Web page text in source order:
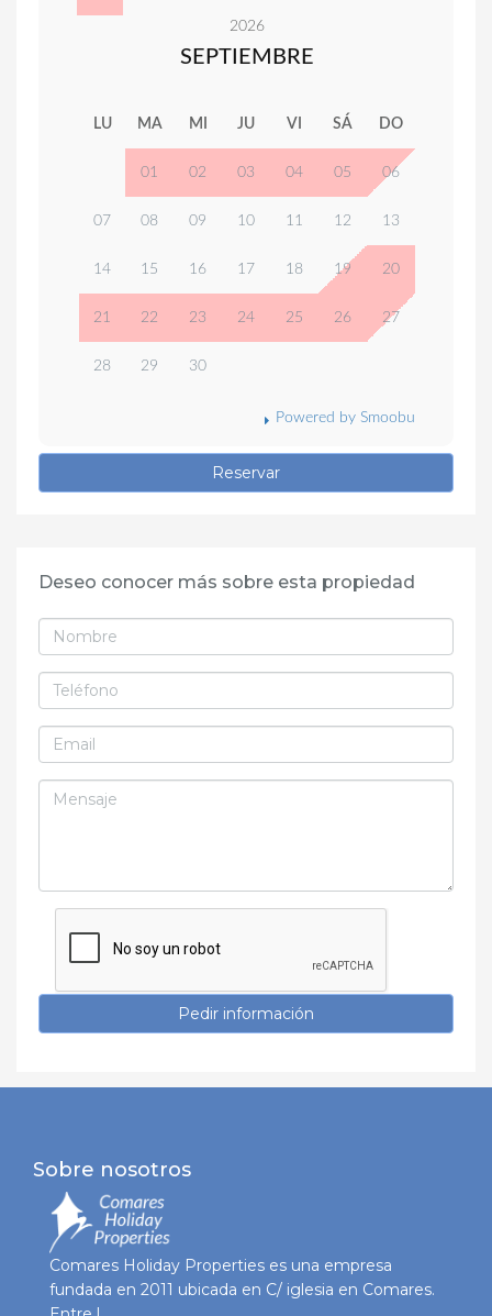
2026
SEPTIEMBRE
LU MA MI JU VI SÁ DO
01 02 03 04 05 06
07 08 09 10 11 12 13
14 15 16 17 18 19 20
21 22 23 24 25 26 27
28 29 30
Powered by Smoobu
Reservar
Deseo conocer más sobre esta propiedad
Pedir información
Sobre nosotros
Comares Holiday Properties es una empresa
fundada en 2011 ubicada en C/ iglesia en Comares.